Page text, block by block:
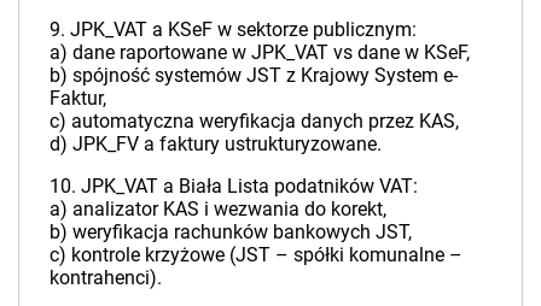
9. JPK_VAT a KSeF w sektorze publicznym:
a) dane raportowane w JPK_VAT vs dane w KSeF,
b) spójność systemów JST z Krajowy System e-
Faktur,
c) automatyczna weryfikacja danych przez KAS,
d) JPK_FV a faktury ustrukturyzowane.
10. JPK_VAT a Biała Lista podatników VAT:
a) analizator KAS i wezwania do korekt,
b) weryfikacja rachunków bankowych JST,
c) kontrole krzyżowe (JST – spółki komunalne –
kontrahenci).